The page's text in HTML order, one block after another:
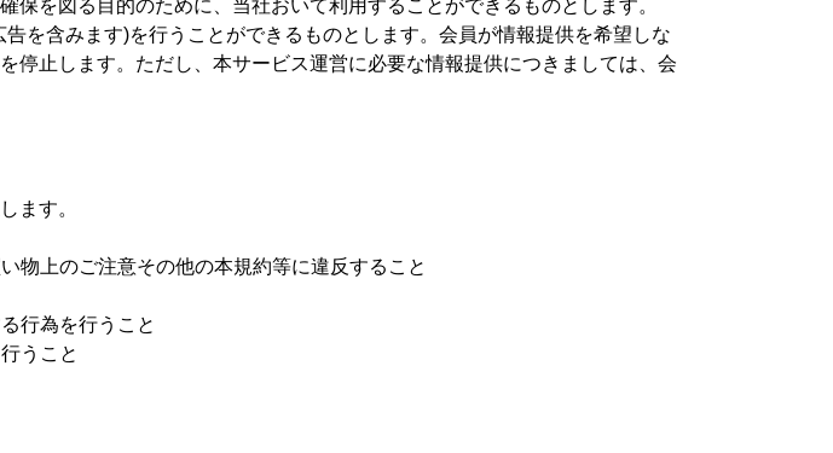
を図る目的のために、当社おいて利用することができるものとします。
を含みます)を行うことができるものとします。会員が情報提供を希望しな
停止します。ただし、本サービス運営に必要な情報提供につきましては、会
ます。
物上のご注意その他の本規約等に違反すること
行為を行うこと
うこと